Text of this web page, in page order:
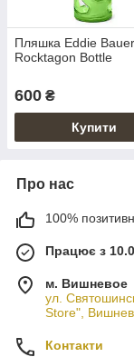
Пляшка Eddie Bauer
Rocktagon Bottle
600 ₴
Купити
Про нас
100%
Працює з
м. Вишневое
ул.
Store",
Контакти